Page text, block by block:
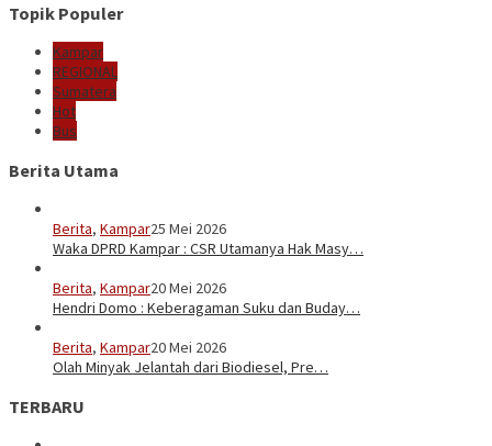
Topik Populer
Kampar
REGIONAL
Sumatera
Hot
Bus
Berita Utama
Berita, Kampar25 Mei 2026
Waka DPRD Kampar : CSR Utamanya Hak Masy…
Berita, Kampar20 Mei 2026
Hendri Domo : Keberagaman Suku dan Buday…
Berita, Kampar20 Mei 2026
Olah Minyak Jelantah dari Biodiesel, Pre…
TERBARU